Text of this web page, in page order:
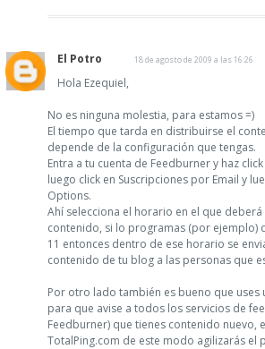
El Potro 18 de agosto de 2009 a las 16:26
Hola Ezequiel,
No es ninguna molestia, para estamos =)
El tiempo que tarda en distribuirse el
depende de la configuración que tengas.
Entra a tu cuenta de Feedburner y haz
luego click en Suscripciones por Email y
Options.
Ahí selecciona el horario en el que
contenido, si lo programas (por ejemplo)
11 entonces dentro de ese horario se
contenido de tu blog a las personas que
Por otro lado también es bueno que uses
para que avise a todos los servicios de
Feedburner) que tienes contenido nuevo,
TotalPing.com de este modo agilizarás el